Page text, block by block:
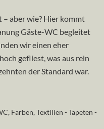
aber wie? Hier kommt
Gäste-WC begleitet
wir einen eher
gefliest, was aus rein
der Standard war.
, Farben,Textilien - Tapeten -